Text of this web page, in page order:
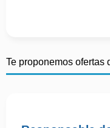
Te proponemos ofertas